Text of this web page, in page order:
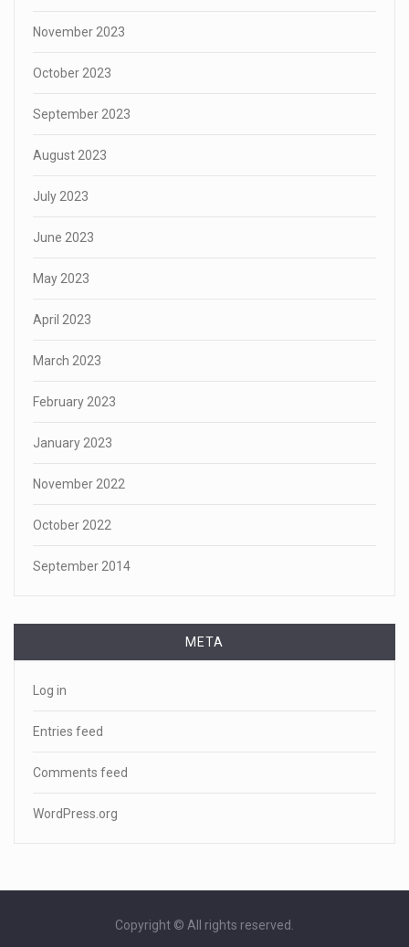
November 2023
October 2023
September 2023
August 2023
July 2023
June 2023
May 2023
April 2023
March 2023
February 2023
January 2023
November 2022
October 2022
September 2014
META
Log in
Entries feed
Comments feed
WordPress.org
Copyright © All rights reserved.